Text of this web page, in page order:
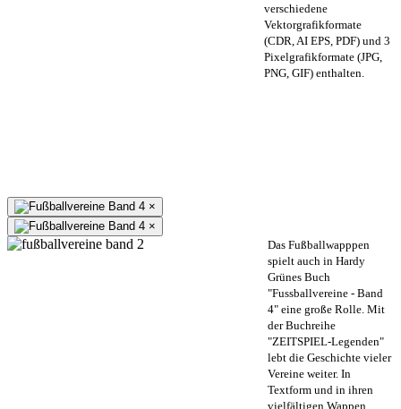
verschiedene
Vektorgrafikformate
(CDR, AI EPS, PDF) und 3
Pixelgrafikformate (JPG,
PNG, GIF) enthalten.
×
×
Das Fußballwapppen
spielt auch in Hardy
Grünes Buch
"Fussballvereine - Band
4" eine große Rolle. Mit
der Buchreihe
"ZEITSPIEL-Legenden"
lebt die Geschichte vieler
Vereine weiter. In
Textform und in ihren
vielfältigen Wappen.